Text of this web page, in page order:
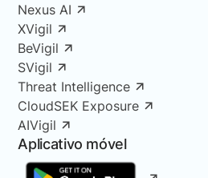
Nexus AI
XVigil
BeVigil
SVigil
Threat Intelligence
CloudSEK Exposure
AIVigil
Aplicativo móvel